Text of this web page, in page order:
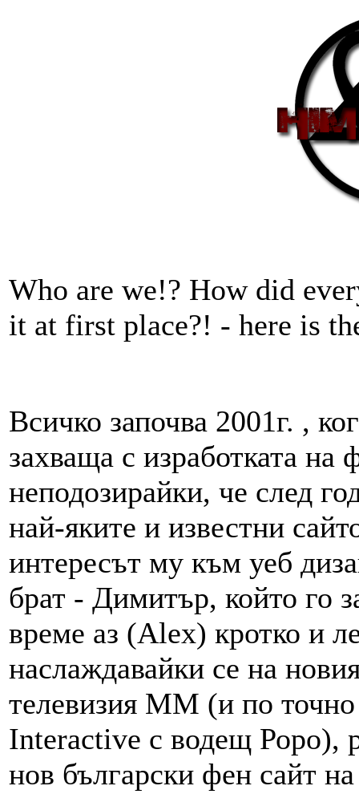
Who are we!? How did
it at first place?! - here is
Всичко започва 2001г. ,
захваща с изработката на
неподозирайки, че след
най-яките и известни
интересът му към уеб
брат - Димитър, който го
време аз (Alex) кротко и
наслаждавайки се на
телевизия ММ (и по точно
Interactive с водещ Роро),
нов български фен сайт